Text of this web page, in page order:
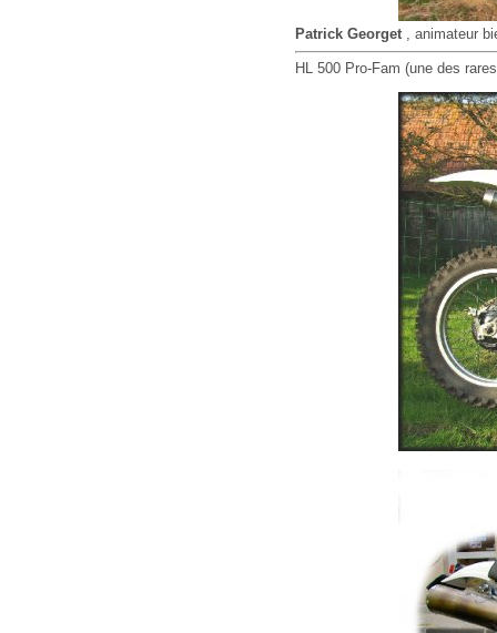
Patrick Georget, animateur
HL 500 Pro-Fam (une des